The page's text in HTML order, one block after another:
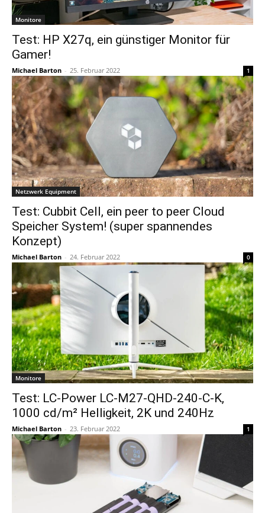
Monitore
Test: HP X27q, ein günstiger Monitor für
Gamer!
Michael Barton - 25. Februar 2022 1
Netzwerk Equipment
Test: Cubbit Cell, ein peer to peer Cloud
Speicher System! (super spannendes
Konzept)
Michael Barton - 24. Februar 2022 0
Monitore
Test: LC-Power LC-M27-QHD-240-C-K,
1000 cd/m² Helligkeit, 2K und 240Hz
Michael Barton - 23. Februar 2022 1